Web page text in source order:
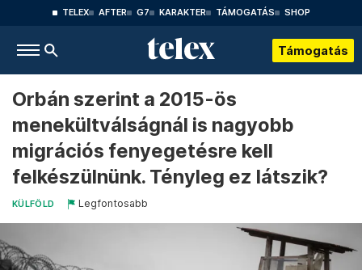
TELEX AFTER G7 KARAKTER TÁMOGATÁS SHOP
Támogatás
Orbán szerint a 2015-ös
menekültválságnál is nagyobb
migrációs fenyegetésre kell
felkészülnünk. Tényleg ez látszik?
KÜLFÖLD Legfontosabb